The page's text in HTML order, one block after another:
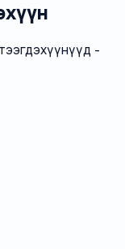
-